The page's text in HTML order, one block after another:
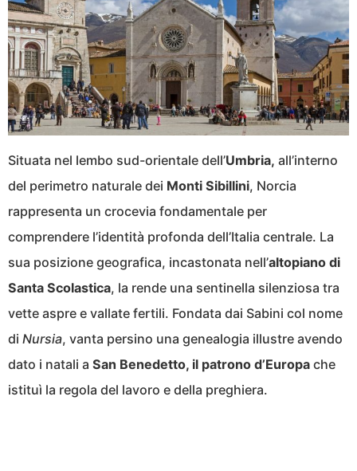
Situata nel lembo sud-orientale dell’Umbria, all’interno
del perimetro naturale dei Monti Sibillini, Norcia
rappresenta un crocevia fondamentale per
comprendere l’identità profonda dell’Italia centrale. La
sua posizione geografica, incastonata nell’altopiano di
Santa Scolastica, la rende una sentinella silenziosa tra
vette aspre e vallate fertili. Fondata dai Sabini col nome
di Nursia, vanta persino una genealogia illustre avendo
dato i natali a San Benedetto, il patrono d’Europa che
istituì la regola del lavoro e della preghiera.